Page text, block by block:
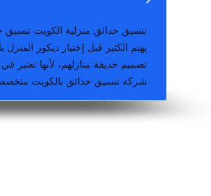
تنسيق حدائق منزلية الكويت تنسيق
يهتم الكثير قبل إختيار ديكور المنزل
تصميم حديقة منازلهم، لأنها تعتبر
شركة تنسيق حدائق بالكويت